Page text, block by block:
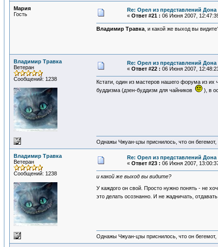
Мария
Гость
Re: Орел из представлений Дона
« Ответ #21 : 06 Июня 2007,
Владимир Травка , и какой же выход вы
Владимир Травка
Ветеран
Сообщений: 1238
Re: Орел из представлений Дона
« Ответ #22 : 06 Июня 2007,
Кстати, один из мастеров нашего форума из
буддизма (дзен-буддизм для чайников
), в
Однажы Чжуан-цзы приснилось, что он
Владимир Травка
Ветеран
Сообщений: 1238
Re: Орел из представлений Дона
« Ответ #23 : 06 Июня 2007,
и какой же выход вы видите?
У каждого он свой. Просто нужно понять - не
это делать осознанно. И не жадничать,
Однажы Чжуан-цзы приснилось, что он